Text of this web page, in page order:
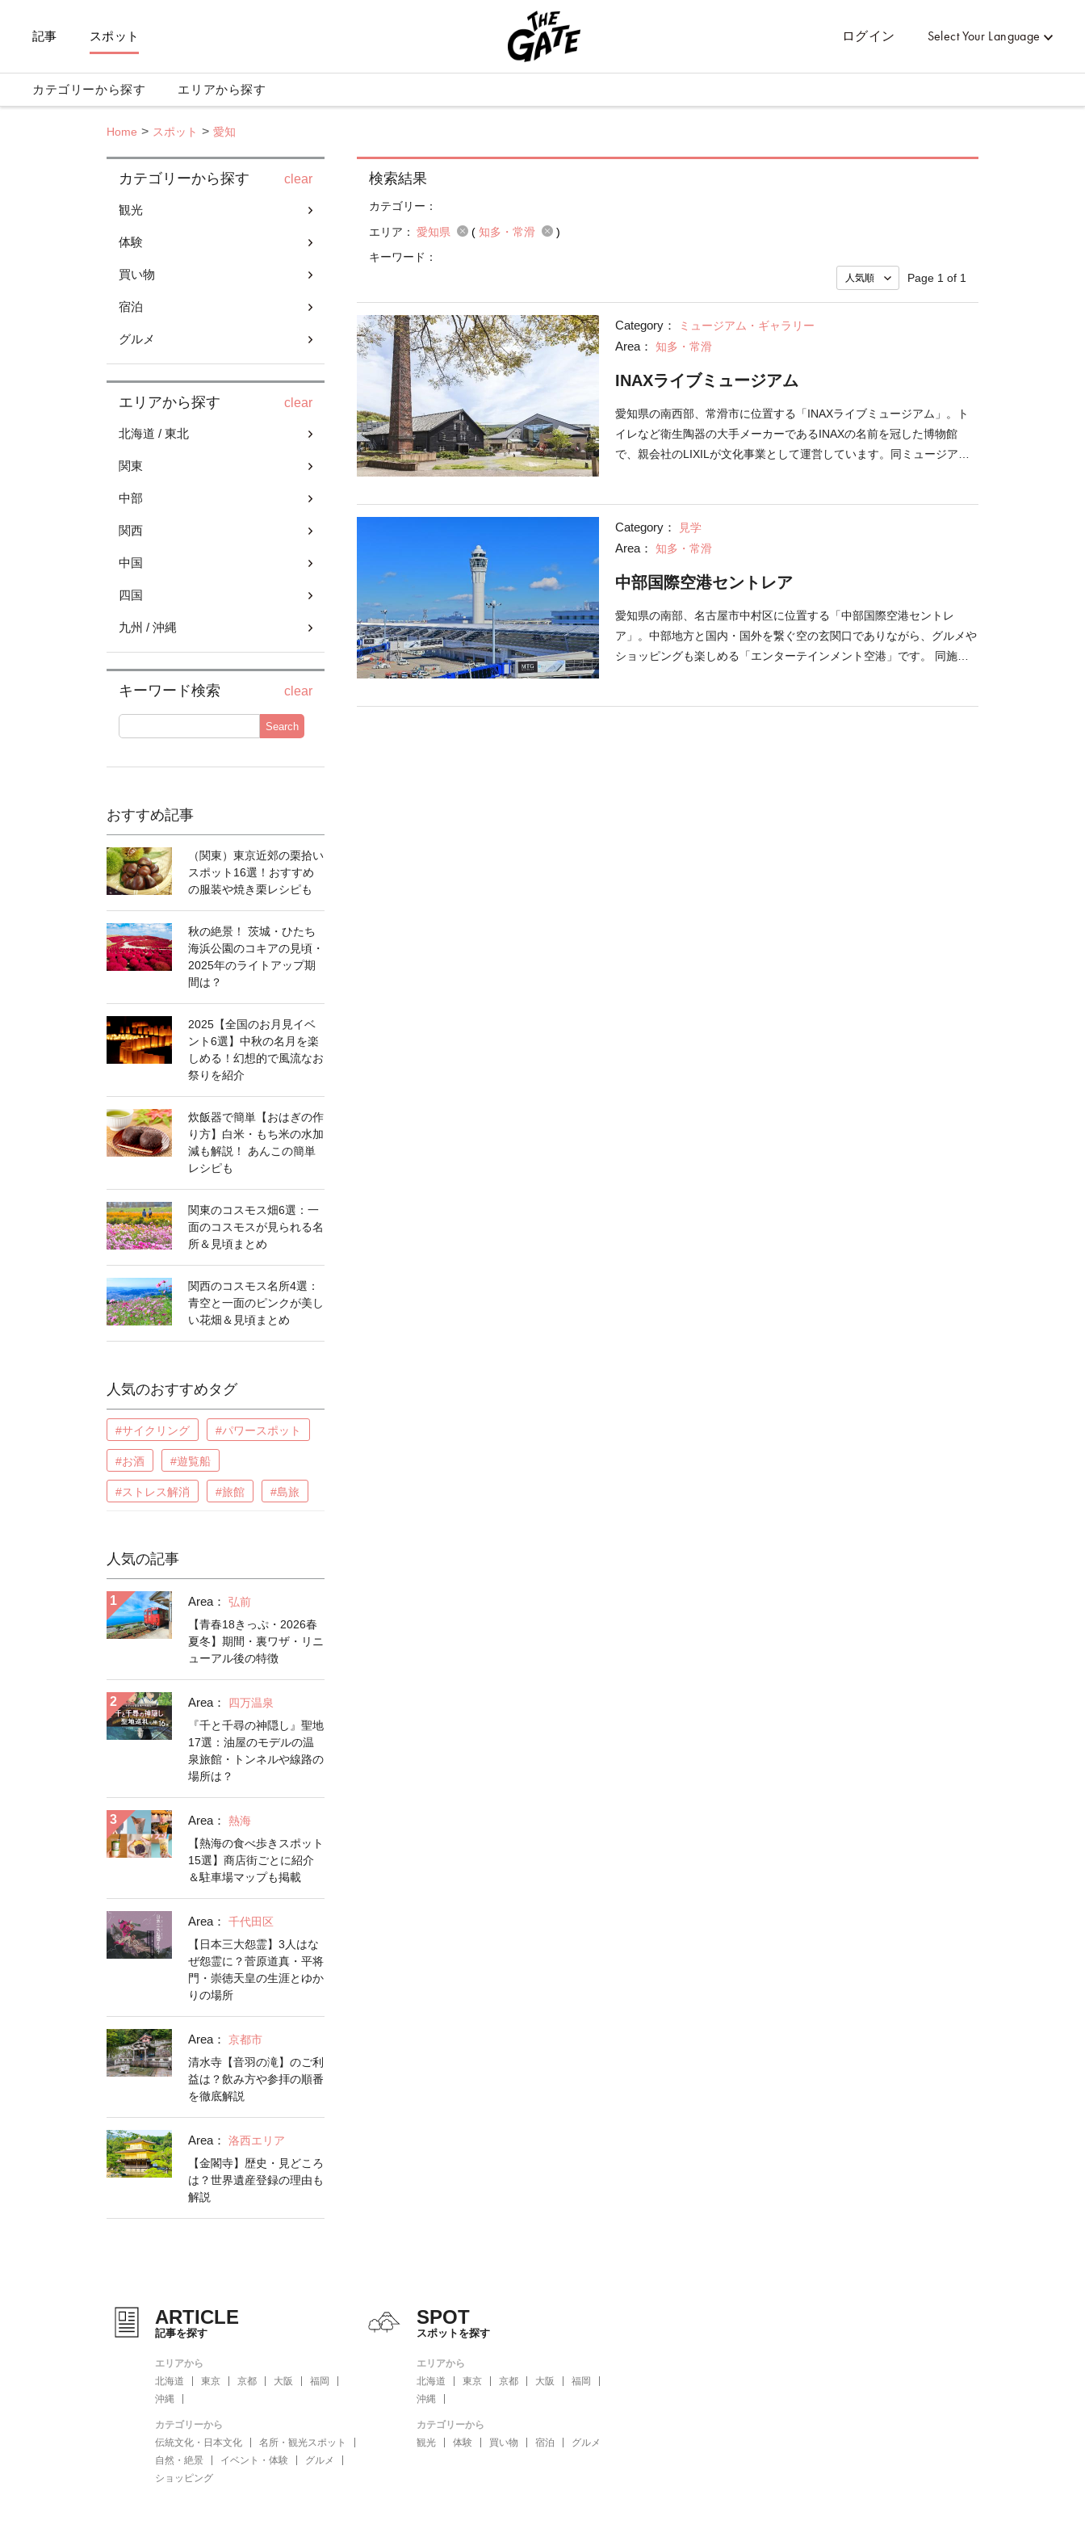
記事 スポット ログイン Select Your Language
カテゴリーから探す エリアから探す
Home スポット 愛知
カテゴリーから探す clear
観光
体験
買い物
宿泊
グルメ
エリアから探す clear
北海道 / 東北
関東
中部
関西
中国
四国
九州 / 沖縄
キーワード検索 clear
Search
おすすめ記事
（関東）東京近郊の栗拾い
スポット16選！おすすめ
の服装や焼き栗レシピも
秋の絶景！ 茨城・ひたち
海浜公園のコキアの見頃・
2025年のライトアップ期
間は？
2025【全国のお月見イベ
ント6選】中秋の名月を楽
しめる！幻想的で風流なお
祭りを紹介
炊飯器で簡単【おはぎの作
り方】白米・もち米の水加
減も解説！ あんこの簡単
レシピも
関東のコスモス畑6選：一
面のコスモスが見られる名
所＆見頃まとめ
関西のコスモス名所4選：
青空と一面のピンクが美し
い花畑＆見頃まとめ
人気のおすすめタグ
#サイクリング #パワースポット
#お酒 #遊覧船
#ストレス解消 #旅館 #島旅
人気の記事
Area：
弘前
【青春18きっぷ・2026春
夏冬】期間・裏ワザ・リニ
ューアル後の特徴
Area：
四万温泉
『千と千尋の神隠し』聖地
17選：油屋のモデルの温
泉旅館・トンネルや線路の
場所は？
Area：
熱海
【熱海の食べ歩きスポット
15選】商店街ごとに紹介
＆駐車場マップも掲載
Area：
千代田区
【日本三大怨霊】3人はな
ぜ怨霊に？菅原道真・平将
門・崇徳天皇の生涯とゆか
りの場所
Area：
京都市
清水寺【音羽の滝】のご利
益は？飲み方や参拝の順番
を徹底解説
Area：
洛西エリア
【金閣寺】歴史・見どころ
は？世界遺産登録の理由も
解説
検索結果
カテゴリー：
エリア： 愛知県 ( 知多・常滑
)
キーワード：
Page 1 of 1
Category： ミュージアム・ギャラリー
Area： 知多・常滑
INAXライブミュージアム
愛知県の南西部、常滑市に位置する「INAXライブミュージアム」。ト
イレなど衛生陶器の大手メーカーであるINAXの名前を冠した博物館
で、親会社のLIXILが文化事業として運営しています。同ミュージアム
1986年。その後順次建物を開設し、2006年に「INAXライブミュージア
ム」としてグランドオープンしました。現在は「窯のある広場・資料
館」「世界のタイル博物館」「陶学工房」「土・どろんこ館」「ものづ
おすすめは「世界のタイル博物館」。紀元前から近代まで、約1,000点
もの装飾タイルのコレクションを展示しています。また「土・どろんこ
館」では、どろだんごを磨いて色付けをする体験ができます。
Category： 見学
Area： 知多・常滑
中部国際空港セントレア
愛知県の南部、名古屋市中村区に位置する「中部国際空港セントレ
ア」。中部地方と国内・国外を繋ぐ空の玄関口でありながら、グルメや
ショッピングも楽しめる「エンターテインメント空港」です。 同施設
ARTICLE
記事を探す
エリアから
北海道
東京 京都 大阪
福岡
沖縄
カテゴリーから
伝統文化・日本文化
名所・観光スポット
自然・絶景
イベント・体験
グルメ
ショッピング
SPOT
スポットを探す
エリアから
北海道
東京 京都 大阪
福岡
沖縄
カテゴリーから
観光
体験 買い物 宿泊 グルメ